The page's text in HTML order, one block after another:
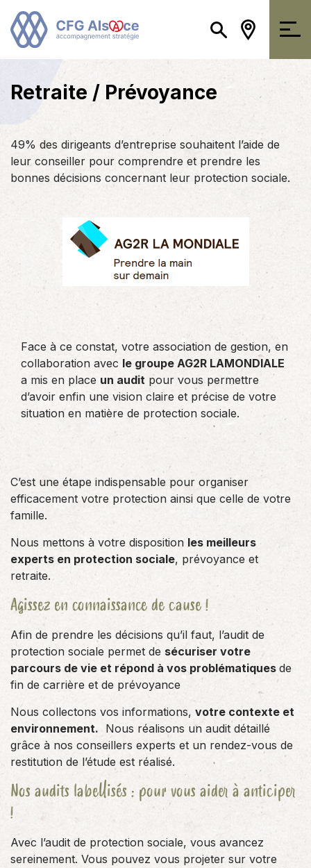
Retraite / Prévoyance
49% des dirigeants d’entreprise souhaitent l’aide de
leur conseiller pour comprendre et prendre les
bonnes décisions concernant leur protection sociale.
Face à ce constat, votre association de gestion, en
collaboration avec le groupe AG2R LAMONDIALE
a mis en place un audit pour vous permettre
d’avoir enfin une vision claire et précise de votre
situation en matière de protection sociale.
C’est une étape indispensable pour organiser
efficacement votre protection ainsi que celle de votre
famille.
Nous mettons à votre disposition les meilleurs
experts en protection sociale, prévoyance et
retraite.
Agissez en connaissance de cause !
Afin de prendre les décisions qu’il faut, l’audit de
protection sociale permet de sécuriser votre
parcours de vie et répond à vos problématiques de
fin de carrière et de prévoyance
Nous collectons vos informations, votre contexte et
environnement. Nous réalisons un audit détaillé
grâce à nos conseillers experts et un rendez-vous de
restitution de l’étude est réalisé.
Nos audits labellisés : pour vous aider à anticiper
!
Avec l’audit de protection sociale, vous avancez
sereinement. Vous pouvez vous projeter sur votre